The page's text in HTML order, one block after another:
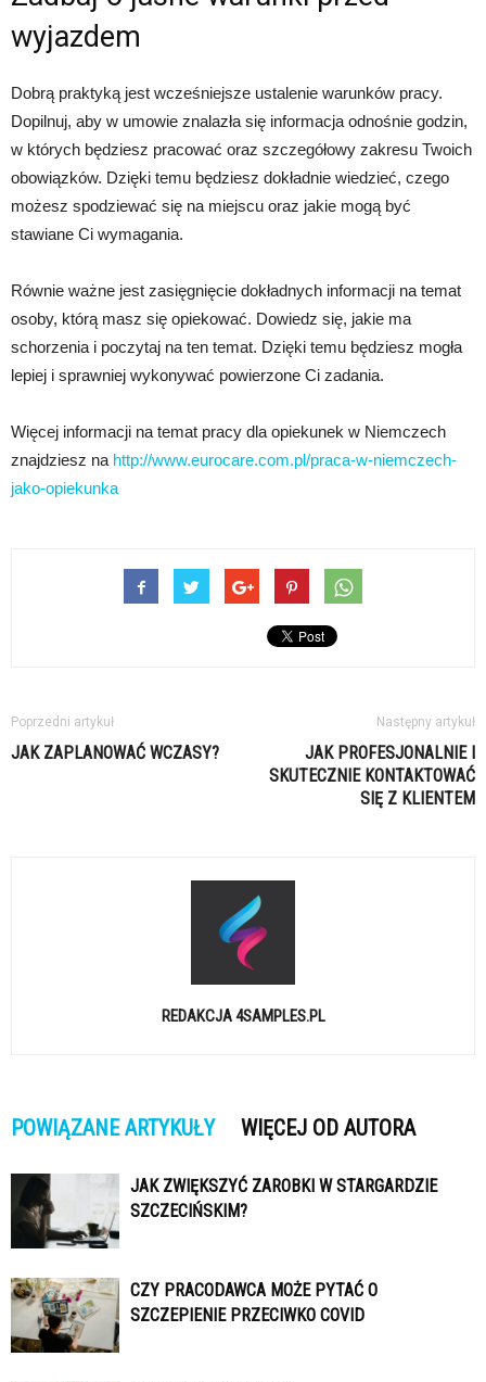
wyjazdem
Dobrą praktyką jest wcześniejsze ustalenie warunków pracy.
Dopilnuj, aby w umowie znalazła się informacja odnośnie godzin,
w których będziesz pracować oraz szczegółowy zakresu Twoich
obowiązków. Dzięki temu będziesz dokładnie wiedzieć, czego
możesz spodziewać się na miejscu oraz jakie mogą być
stawiane Ci wymagania.
Równie ważne jest zasięgnięcie dokładnych informacji na temat
osoby, którą masz się opiekować. Dowiedz się, jakie ma
schorzenia i poczytaj na ten temat. Dzięki temu będziesz mogła
lepiej i sprawniej wykonywać powierzone Ci zadania.
Więcej informacji na temat pracy dla opiekunek w Niemczech
znajdziesz na http://www.eurocare.com.pl/praca-w-niemczech-
jako-opiekunka
Poprzedni artykuł
JAK ZAPLANOWAĆ WCZASY?
Następny artykuł
JAK PROFESJONALNIE I
SKUTECZNIE KONTAKTOWAĆ
SIĘ Z KLIENTEM
REDAKCJA 4SAMPLES.PL
POWIĄZANE ARTYKUŁY WIĘCEJ OD AUTORA
JAK ZWIĘKSZYĆ ZAROBKI W STARGARDZIE
SZCZECIŃSKIM?
CZY PRACODAWCA MOŻE PYTAĆ O
SZCZEPIENIE PRZECIWKO COVID